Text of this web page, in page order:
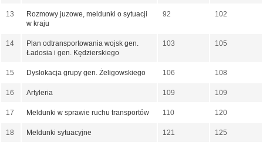
13
Rozmowy juzowe, meldunki o sytuacji
w kraju
92 102
14
Plan odtransportowania wojsk gen.
Ładosia i gen. Kędzierskiego
103 105
15 Dyslokacja grupy gen. Żeligowskiego 106 108
16 Artyleria 109 109
17 Meldunki w sprawie ruchu transportów 110 120
18 Meldunki sytuacyjne 121 125